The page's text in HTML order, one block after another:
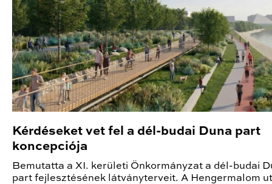
Kérdéseket vet fel a dél-budai Duna part
koncepciója
Bemutatta a XI. kerületi Önkormányzat a dél-budai
part fejlesztésének látványterveit. A Hengermalom